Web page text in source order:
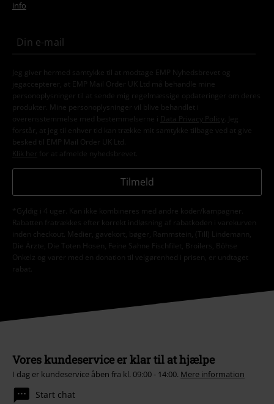
info
Jeg giver hermed samtykke til at modtage EMP Nyhedsbrevet og
jegaccepterer, at EMP Mail Order UK Ltd må behandle mine
personoplysninger til at sende mig regelmæssige opdateringer om deres
produkter. Mine personoplysninger vil blive behandlet i
overensstemmelse med bestemmelserne i
Data Privacy Policy
. Jeg
forstår, at jeg til enhver tid kan trække mit samtykke tilbage ved at give
besked til EMP Mail Order UK Ltd.
Klik her
for at afmelde nyhedsbrevet.
Tilmeld
*Gyldig i 4 uger. Kan ikke kombineres med andre koder/kampagner.
Rabatten fratrækkes efter korrekt indløsning af rabatkoden i varekurven
inden checkout. Medier, gavekort, bøger, Rammstein, (Till) Lindemann,
Die Ärzte, Die Toten Hosen, Feine Sahne Fischfilet, Broilers, Böhse
Onkelz og varer med en donation til velgørenhed i prisen, er undtaget
rabat.
Vores kundeservice er klar til at hjælpe
I dag er kundeservice åben fra kl. 09:00 - 14:00. Mere information
Start chat